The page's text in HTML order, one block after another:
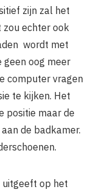
zijn zal het
echter ook
wordt met
geen oog meer
computer vragen
te kijken. Het
positie maar de
de badkamer.
uitgeeft op het